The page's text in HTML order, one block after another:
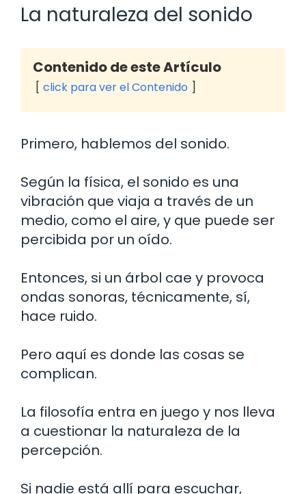
La naturaleza del sonido
Contenido de este Artículo
click para ver el Contenido
Primero, hablemos del sonido.
Según la física, el sonido es una
vibración que viaja a través de un
medio, como el aire, y que puede ser
percibida por un oído.
Entonces, si un árbol cae y provoca
ondas sonoras, técnicamente, sí,
hace ruido.
Pero aquí es donde las cosas se
complican.
La filosofía entra en juego y nos lleva
a cuestionar la naturaleza de la
percepción.
Si nadie está allí para escuchar,